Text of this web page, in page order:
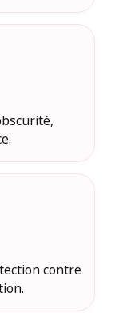
contre